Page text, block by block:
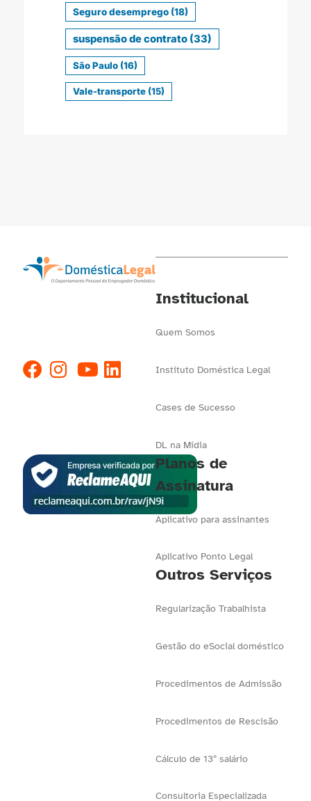
Seguro desemprego(18)
suspensão de contrato(33)
São Paulo(16)
Vale-transporte(15)
Institucional
Quem Somos
Instituto Doméstica Legal
Cases de Sucesso
DL na Mídia
Planos de
Assinatura
Aplicativo para assinantes
Aplicativo Ponto Legal
Outros Serviços
Regularização Trabalhista
Gestão do eSocial doméstico
Procedimentos de Admissão
Procedimentos de Rescisão
Cálculo de 13º salário
Consultoria Especializada